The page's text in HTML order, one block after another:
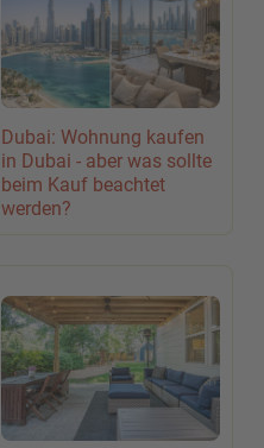
Dubai: Wohnung kaufen
in Dubai - aber was sollte
beim Kauf beachtet
werden?